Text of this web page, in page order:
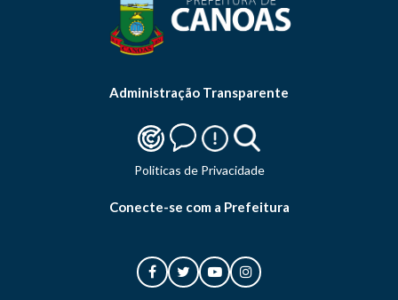
Administração Transparente
Politicas de Privacidade
Conecte-se com a Prefeitura